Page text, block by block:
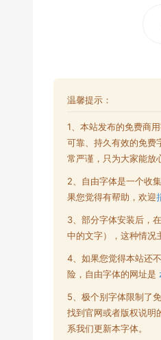
温馨提示：
1、本站发布的免费商
可靠、持久有效的免费
常严谨，只为大家能放
2、自由字体是一个收
果您觉得有帮助，欢迎
3、部分字体安装后，
中的文字），这种情况
4、如果您觉得本站还
险，自由字体的网址是
5、极个别字体限制了
找到官网或者版权说明
系我们更新本字体。